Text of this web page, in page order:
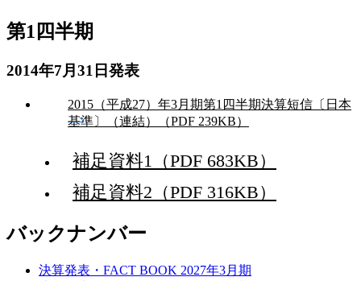
第1四半期
2014年7月31日発表
2015（平成27）年3月期第1四半期決算短信〔日本
基準〕（連結）（PDF 239KB）
補足資料1（PDF 683KB）
補足資料2（PDF 316KB）
バックナンバー
決算発表・FACT BOOK 2027年3月期